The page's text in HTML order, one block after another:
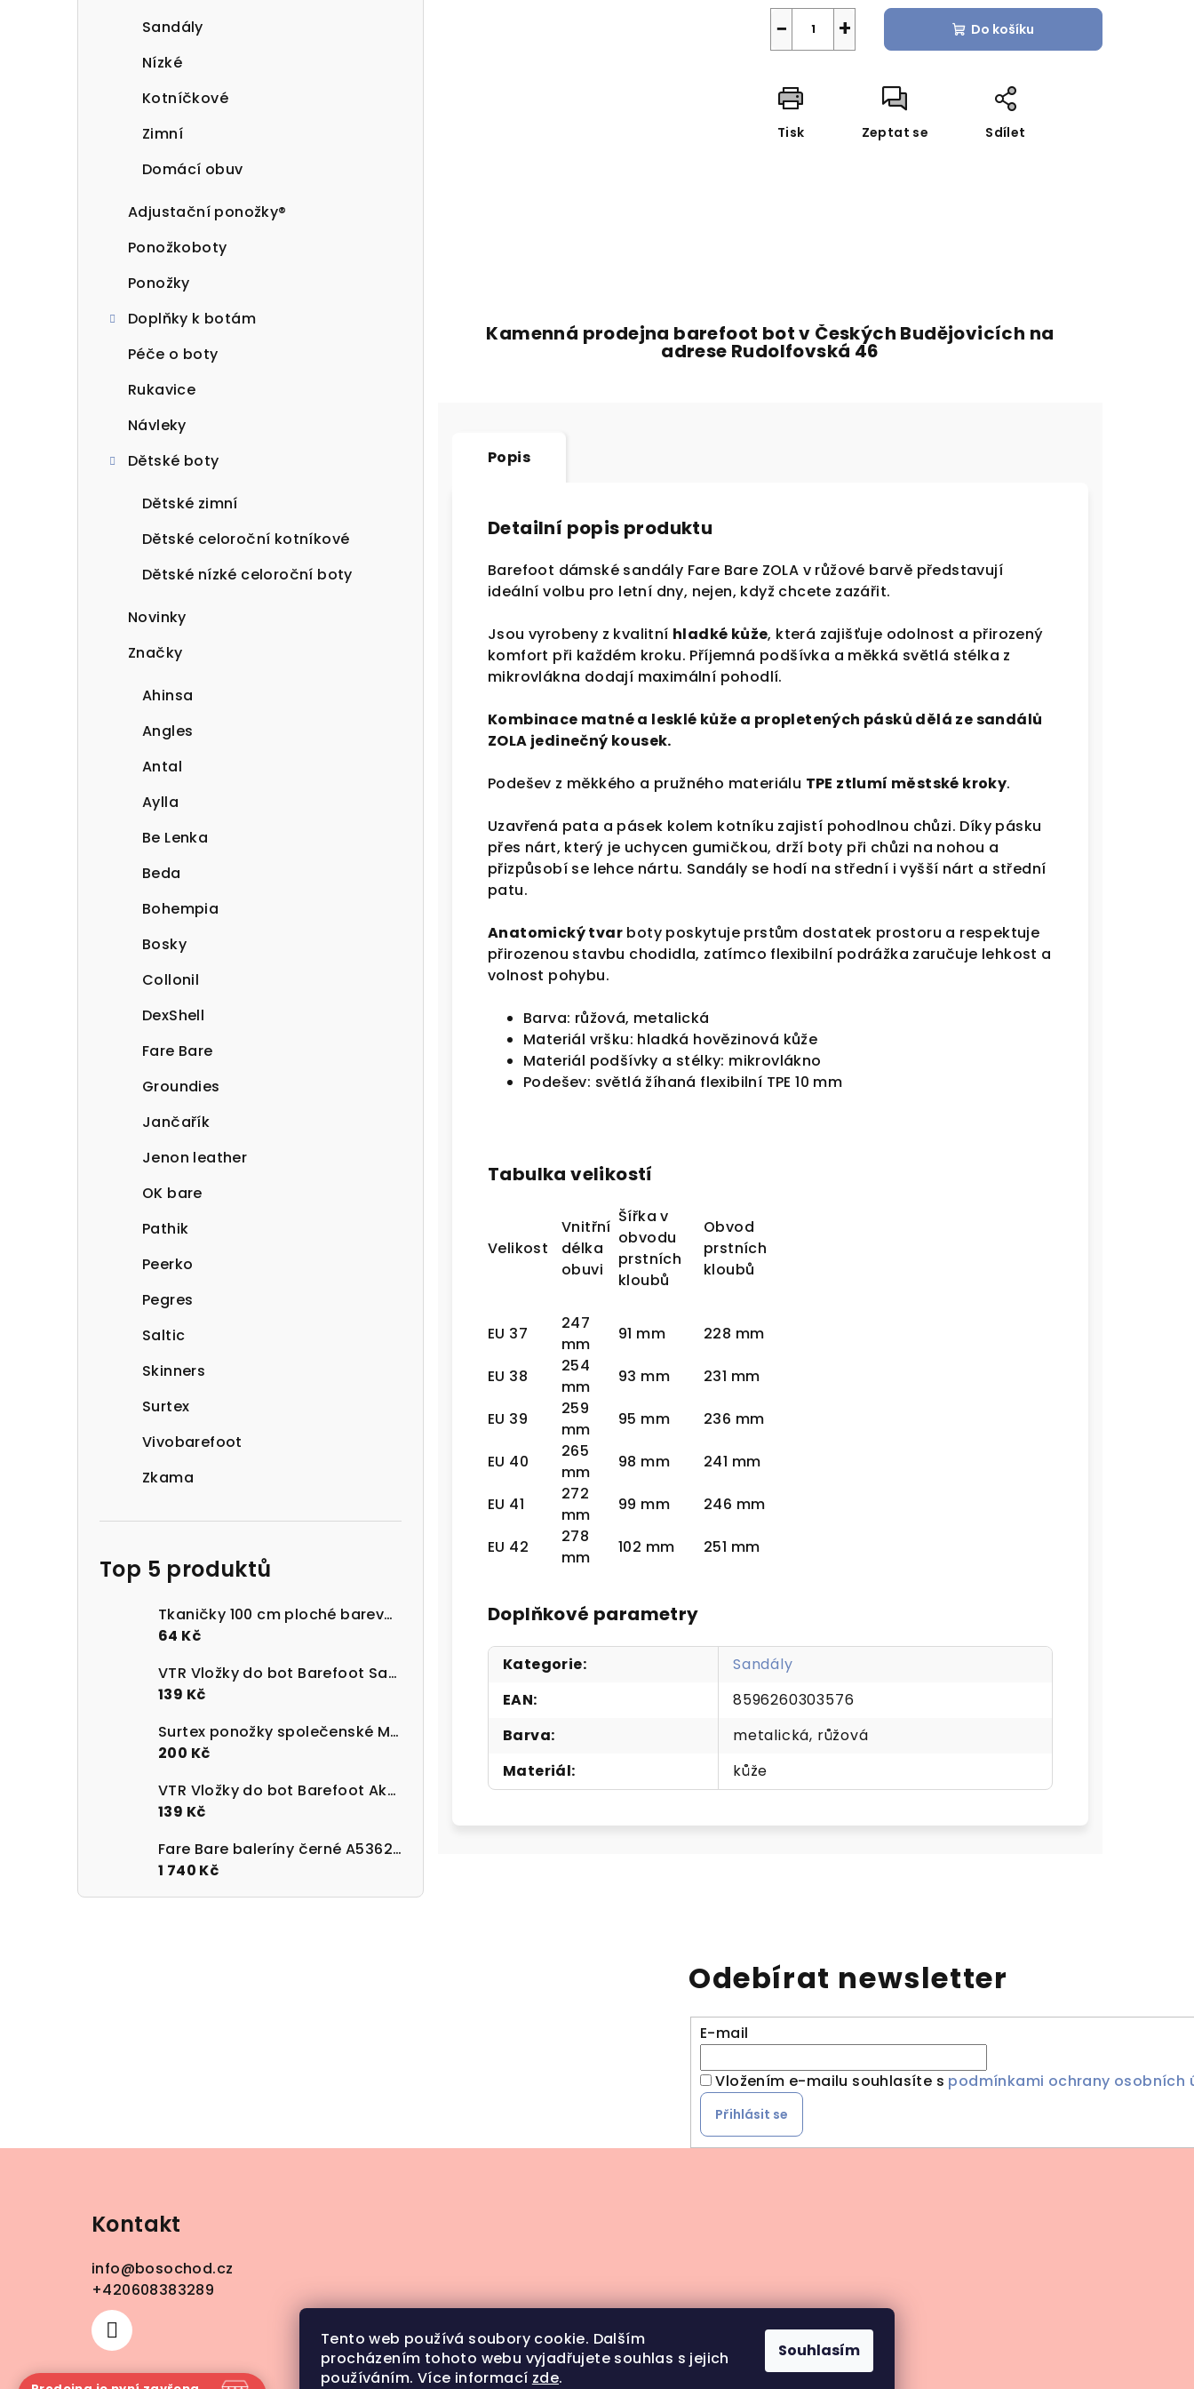
Tento web používá soubory cookie. Dalším
procházením tohoto webu vyjadřujete souhlas s jejich
používáním. Více informací zde.
Souhlasím
Sandály
Nízké
Kotníčkové
Zimní
Domácí obuv
Adjustační ponožky®
Ponožkoboty
Ponožky
Doplňky k botám
Péče o boty
Rukavice
Návleky
Dětské boty
Dětské zimní
Dětské celoroční kotníkové
Dětské nízké celoroční boty
Novinky
Značky
Ahinsa
Angles
Antal
Aylla
Be Lenka
Beda
Bohempia
Bosky
Collonil
DexShell
Fare Bare
Groundies
Jančařík
Jenon leather
OK bare
Pathik
Peerko
Pegres
Saltic
Skinners
Surtex
Vivobarefoot
Zkama
Top 5 produktů
Tkaničky 100 cm ploché barevné 100% bavlna
64 Kč
VTR Vložky do bot Barefoot Sanitized s paměťovou pěnou
139 Kč
Surtex ponožky společenské Merino 90 - 95% černé
200 Kč
VTR Vložky do bot Barefoot Aktivní uhlí UNI velikost 36-47
139 Kč
Fare Bare baleríny černé A5362113
1 740 Kč
+
− Do košíku
Tisk Zeptat se Sdílet
Kamenná prodejna barefoot bot v Českých Budějovicích na
adrese Rudolfovská 46
Popis
Detailní popis produktu
Barefoot dámské sandály Fare Bare ZOLA v růžové barvě představují
ideální volbu pro letní dny, nejen, když chcete zazářit.
Jsou vyrobeny z kvalitní hladké kůže, která zajišťuje odolnost a přirozený
komfort při každém kroku. Příjemná podšívka a měkká světlá stélka z
mikrovlákna dodají maximální pohodlí.
Kombinace matné a lesklé kůže a propletených pásků dělá ze sandálů
ZOLA jedinečný kousek.
Podešev z měkkého a pružného materiálu TPE ztlumí městské kroky.
Uzavřená pata a pásek kolem kotníku zajistí pohodlnou chůzi. Díky pásku
přes nárt, který je uchycen gumičkou, drží boty při chůzi na nohou a
přizpůsobí se lehce nártu. Sandály se hodí na střední i vyšší nárt a střední
patu.
Anatomický tvar boty poskytuje prstům dostatek prostoru a respektuje
přirozenou stavbu chodidla, zatímco flexibilní podrážka zaručuje lehkost a
volnost pohybu.
Barva: růžová, metalická
Materiál vršku: hladká hovězinová kůže
Materiál podšívky a stélky: mikrovlákno
Podešev: světlá žíhaná flexibilní TPE 10 mm
Tabulka velikostí
Velikost
Vnitřní
délka
obuvi
Šířka v
obvodu
prstních
kloubů
Obvod
prstních
kloubů
EU 37
247
mm
91 mm 228 mm
EU 38
254
mm
93 mm 231 mm
EU 39
259
mm
95 mm 236 mm
EU 40
265
mm
98 mm 241 mm
EU 41
272
mm
99 mm 246 mm
EU 42
278
mm
102 mm 251 mm
Doplňkové parametry
Kategorie:
Sandály
EAN:
8596260303576
Barva:
metalická, růžová
Materiál: kůže
Odebírat newsletter
E-mail
Vložením e-mailu souhlasíte s podmínkami ochrany osobních
Přihlásit se
Kontakt
info@bosochod.cz
+420608383289